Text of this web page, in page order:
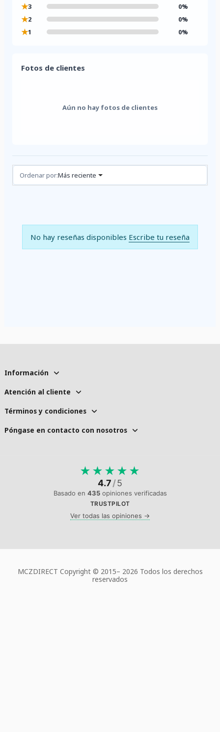
★3 0%
★2 0%
★1 0%
Fotos de clientes
Aún no hay fotos de clientes
Reseñas (0)
Ordenar por:Más reciente
No hay reseñas disponibles Escribe tu reseña
Información
Atención al cliente
Términos y condiciones
Póngase en contacto con nosotros
★ ★ ★ ★ ★
4.7/5
Basado en 435opiniones verificadas
TRUSTPILOT
Ver todas las opiniones →
MCZDIRECT Copyright © 2015– 2026 Todos los derechos
reservados